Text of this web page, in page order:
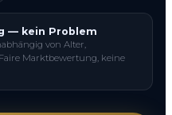
— kein Problem
von Alter,
Marktbewertung, keine